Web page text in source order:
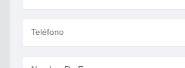
Teléfono